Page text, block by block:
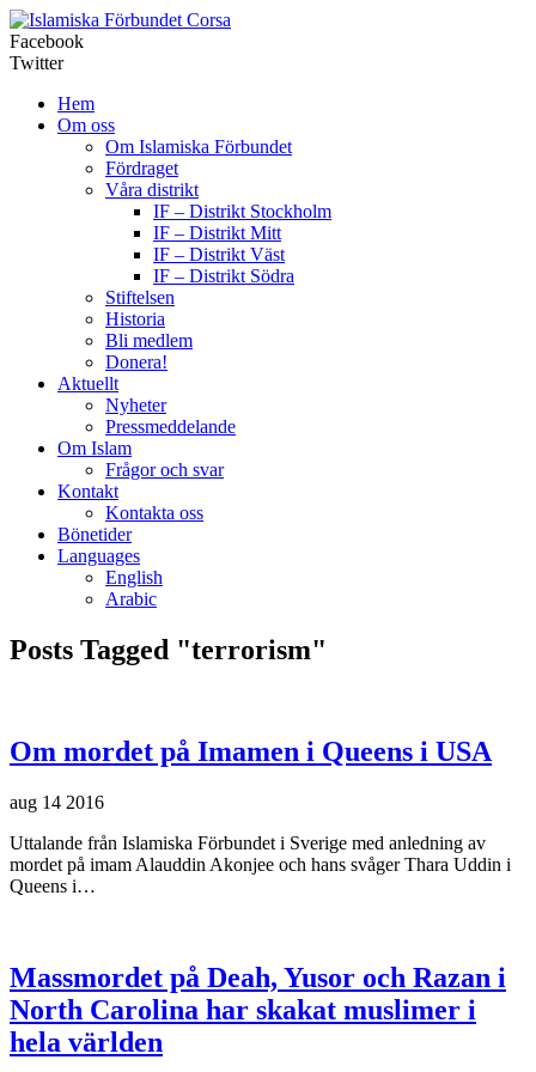
Corsa
Facebook
Twitter
Hem
Om oss
Om Islamiska Förbundet
Fördraget
Våra distrikt
IF – Distrikt Stockholm
IF – Distrikt Mitt
IF – Distrikt Väst
IF – Distrikt Södra
Stiftelsen
Historia
Bli medlem
Donera!
Aktuellt
Nyheter
Pressmeddelande
Om Islam
Frågor och svar
Kontakt
Kontakta oss
Bönetider
Languages
English
Arabic
Posts Tagged "terrorism"
Om mordet på Imamen i Queens i USA
aug 14 2016
Uttalande från Islamiska Förbundet i Sverige med anledning av
mordet på imam Alauddin Akonjee och hans svåger Thara Uddin i
Queens i…
Massmordet på Deah, Yusor och Razan i
North Carolina har skakat muslimer i
hela världen